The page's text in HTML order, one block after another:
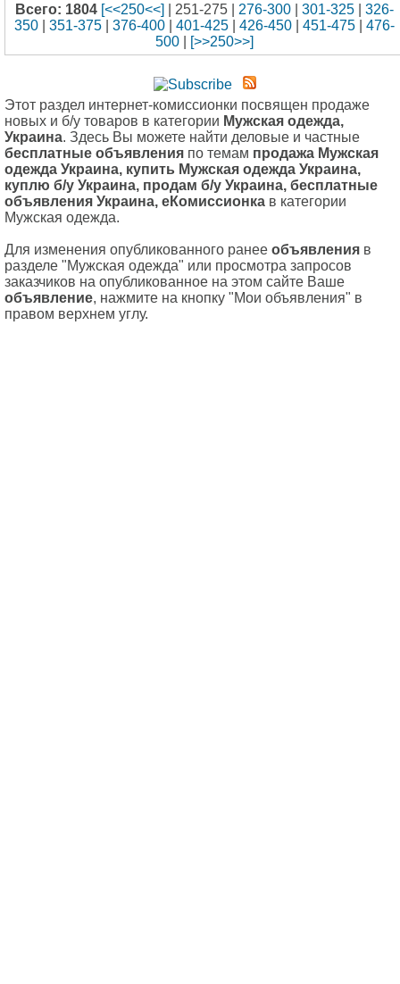
Всего: 1804 [<<250<<] | 251-275 | 276-300 301-325
326-
350
351-375 376-400 401-425 426-450 451-475
476-
500
[>>250>>]
Этот раздел интернет-комиссионки посвящен продаже
новых и б/у товаров в категории Мужская одежда,
Украина. Здесь Вы можете найти деловые и частные
бесплатные объявления по темам продажа Мужская
одежда Украина, купить Мужская одежда Украина,
куплю б/у Украина, продам б/у Украина, бесплатные
объявления Украина, еКомиссионка в категории
Мужская одежда.
Для изменения опубликованного ранее объявления в
разделе "Мужская одежда" или просмотра запросов
заказчиков на опубликованное на этом сайте Ваше
объявление, нажмите на кнопку "Мои объявления" в
правом верхнем углу.